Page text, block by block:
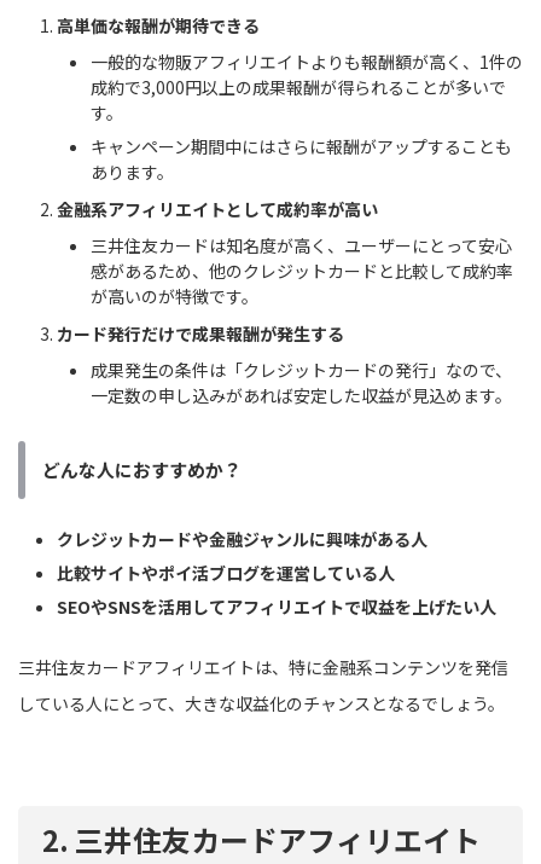
高単価な報酬が期待できる
一般的な物販アフィリエイトよりも報酬額が高く、1件の
成約で3,000円以上の成果報酬が得られることが多いで
す。
キャンペーン期間中にはさらに報酬がアップすることも
あります。
金融系アフィリエイトとして成約率が高い
三井住友カードは知名度が高く、ユーザーにとって安心
感があるため、他のクレジットカードと比較して成約率
が高いのが特徴です。
カード発行だけで成果報酬が発生する
成果発生の条件は「クレジットカードの発行」なので、
一定数の申し込みがあれば安定した収益が見込めます。
どんな人におすすめか？
クレジットカードや金融ジャンルに興味がある人
比較サイトやポイ活ブログを運営している人
SEOやSNSを活用してアフィリエイトで収益を上げたい人
三井住友カードアフィリエイトは、特に金融系コンテンツを発信
している人にとって、大きな収益化のチャンスとなるでしょう。
2. 三井住友カードアフィリエイト